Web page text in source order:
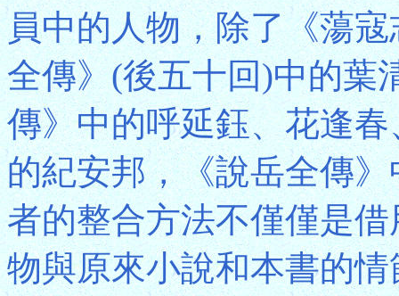
員中的人物，除了《蕩
全傳》(後五十回)中的葉
傳》中的呼延鈺、花逢
的紀安邦，《說岳全傳
者的整合方法不僅僅是
物與原來小說和本書的